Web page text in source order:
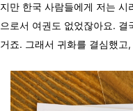
지만 한국 사람들에게 저는
으로서 여권도 없었잖아요.
거죠. 그래서 귀화를 결심했